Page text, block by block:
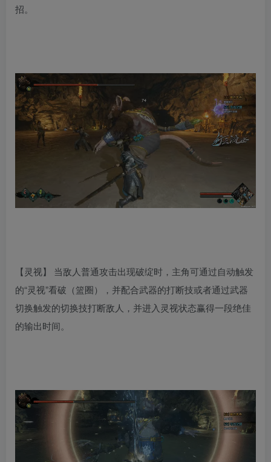
招。
【灵视】 当敌人普通攻击出现破绽时，主角可通过自动触发
的“灵视”看破（篮圈），并配合武器的打断技或者通过武器
切换触发的切换技打断敌人，并进入灵视状态赢得一段绝佳
的输出时间。